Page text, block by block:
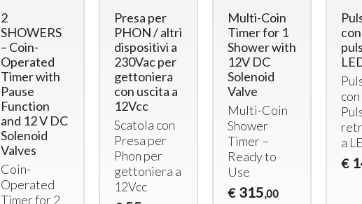
2
SHOWERS
– Coin-
Operated
Timer with
Pause
Function
and 12 V DC
Solenoid
Valves
Coin-
Operated
Timer for 2
Presa per
PHON / altri
dispositivi a
230Vac per
gettoniera
con uscita a
12Vcc
Scatola con
Presa per
Phon per
gettoniera a
12Vcc
Multi-Coin
Timer for 1
Shower with
12V DC
Solenoid
Valve
Multi-Coin
Shower
Timer –
Ready to
Use
€ 315,00
con
a
€